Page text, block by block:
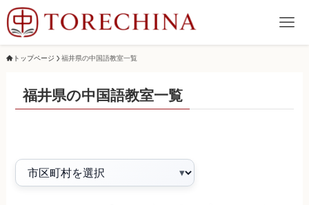
トップページ 福井県の中国語教室一覧
福井県の中国語教室一覧